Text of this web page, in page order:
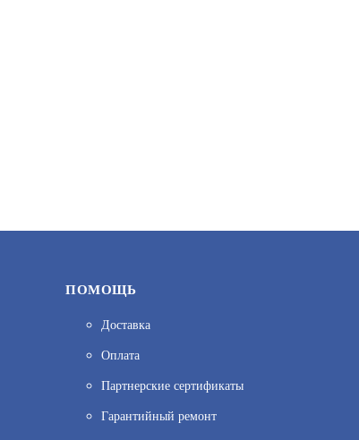
ПОМОЩЬ
Доставка
Оплата
Партнерские сертификаты
Гарантийный ремонт